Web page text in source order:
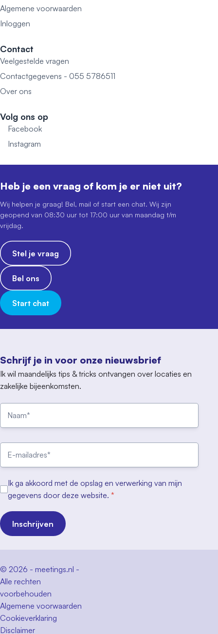
Algemene voorwaarden
Inloggen
Contact
Veelgestelde vragen
Contactgegevens - 055 5786511
Over ons
Volg ons op
Facebook
Instagram
Schrijf je in voor onze nieuwsbrief
Ik wil maandelijks tips & tricks ontvangen over locaties en
zakelijke bijeenkomsten.
Ik ga akkoord met de opslag en verwerking van mijn
gegevens door deze website. *
Inschrijven
Heb je een vraag of kom je er niet uit?
Wij helpen je graag! Bel, mail of start een chat. Wij zijn
geopend van 08:30 uur tot 17:00 uur van maandag t/m
vrijdag.
Stel je vraag
Bel ons
Start chat
© 2026 - meetings.nl -
Alle rechten
voorbehouden
Algemene voorwaarden
Cookieverklaring
Disclaimer